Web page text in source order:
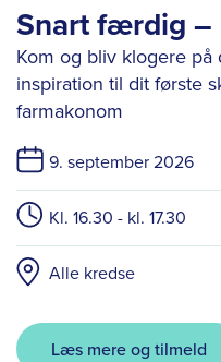
Snart færdig –
Kom og bliv klogere
inspiration til dit første
farmakonom
9. september 2026
Kl. 16.30 - kl. 17.30
Alle kredse
Læs mere og tilmeld